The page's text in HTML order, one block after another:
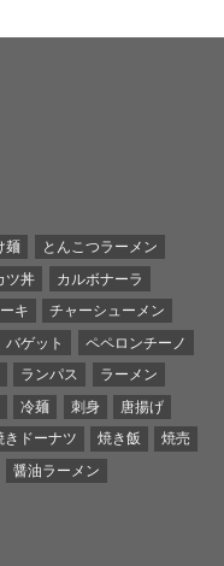
麺
とんこつラーメン
ツ丼
カルボナーラ
キ
チャーシューメン
バゲット
ペペロンチーノ
ランパス
ラーメン
冷麺 刺身
唐揚げ
きドーナツ 焼き飯
焼売
醤油ラーメン